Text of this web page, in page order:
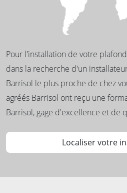
Pour l'installation de votre
dans la recherche d'un
Barrisol le plus proche de chez
agréés Barrisol ont reçu une
Barrisol, gage d'excellence et de
Localiser votre